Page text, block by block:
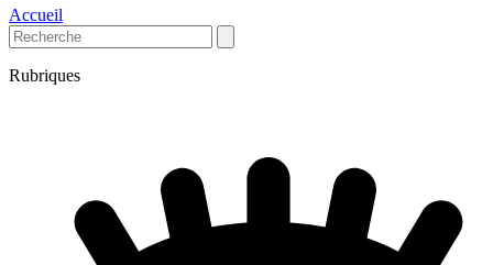
Accueil
Rubriques